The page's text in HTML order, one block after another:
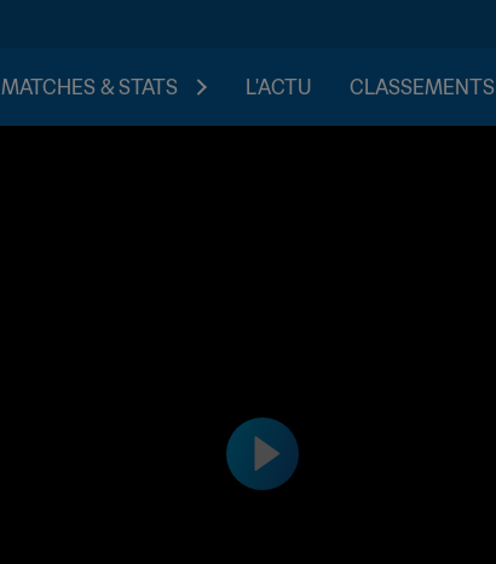
MATCHES & STATS L'ACTU CLASSEMENTS